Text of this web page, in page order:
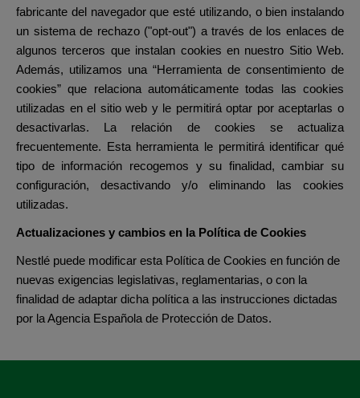
fabricante del navegador que esté utilizando, o bien instalando
un sistema de rechazo ("opt-out") a través de los enlaces de
algunos terceros que instalan cookies en nuestro Sitio Web.
Además, utilizamos una “Herramienta de consentimiento de
cookies” que relaciona automáticamente todas las cookies
utilizadas en el sitio web y le permitirá optar por aceptarlas o
desactivarlas. La relación de cookies se actualiza
frecuentemente. Esta herramienta le permitirá identificar qué
tipo de información recogemos y su finalidad, cambiar su
configuración, desactivando y/o eliminando las cookies
utilizadas.
Actualizaciones y cambios en la Política de Cookies
Nestlé puede modificar esta Política de Cookies en función de
nuevas exigencias legislativas, reglamentarias, o con la
finalidad de adaptar dicha política a las instrucciones dictadas
por la Agencia Española de Protección de Datos.